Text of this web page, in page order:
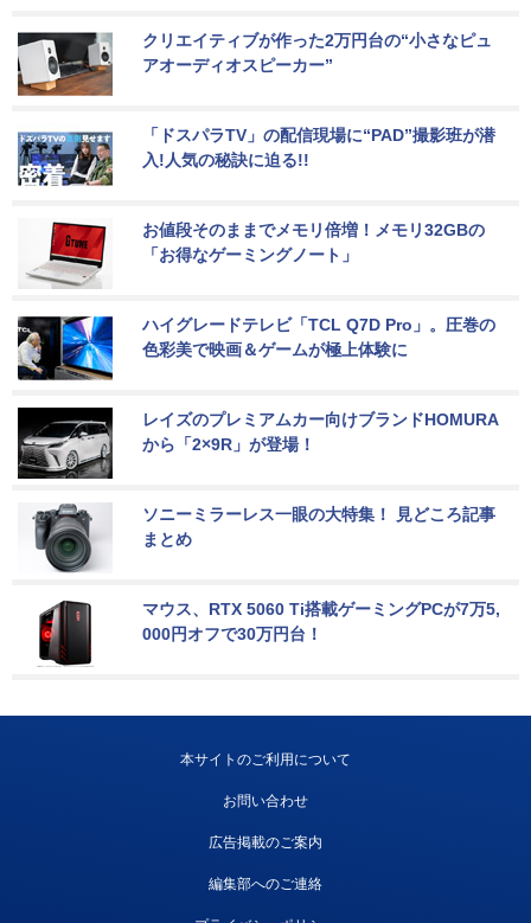
クリエイティブが作った2万円台の“小さなピュ
アオーディオスピーカー”
「ドスパラTV」の配信現場に“PAD”撮影班が潜
入!人気の秘訣に迫る!!
お値段そのままでメモリ倍増！メモリ32GBの
「お得なゲーミングノート」
ハイグレードテレビ「TCL Q7D Pro」。圧巻の
色彩美で映画＆ゲームが極上体験に
レイズのプレミアムカー向けブランドHOMURA
から「2×9R」が登場！
ソニーミラーレス一眼の大特集！ 見どころ記事
まとめ
マウス、RTX 5060 Ti搭載ゲーミングPCが7万5,
000円オフで30万円台！
本サイトのご利用について
お問い合わせ
広告掲載のご案内
編集部へのご連絡